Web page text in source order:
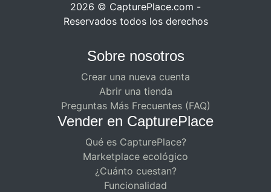
2026 © CapturePlace.com -
Reservados todos los derechos
Sobre nosotros
Crear una nueva cuenta
Abrir una tienda
Preguntas Más Frecuentes (FAQ)
Vender en CapturePlace
Qué es CapturePlace?
Marketplace ecológico
¿Cuánto cuestan?
Funcionalidad